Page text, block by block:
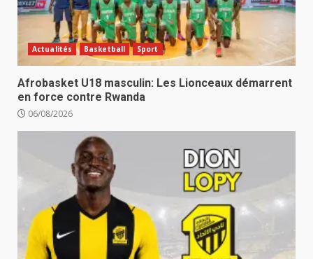
Actualités Basketball Sport
Afrobasket U18 masculin: Les Lionceaux démarrent
en force contre Rwanda
06/08/2026